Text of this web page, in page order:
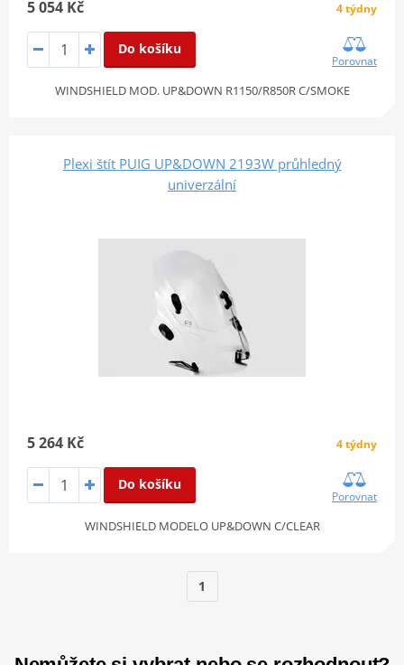
5 054 Kč 4 týdny
Do košíku
Porovnat
WINDSHIELD MOD. UP&DOWN R1150/R850R C/SMOKE
Plexi štít PUIG UP&DOWN 2193W průhledný
univerzální
5 264 Kč 4 týdny
Do košíku
Porovnat
WINDSHIELD MODELO UP&DOWN C/CLEAR
1